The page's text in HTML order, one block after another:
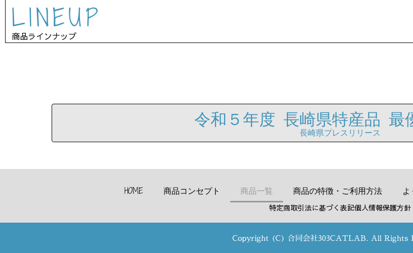
LINEUP
商品ラインナップ
令和５年度 長崎県特産品 最
長崎県プレスリリース
HOME 商品コンセプト 商品一覧 商品の特徴・ご利用方法
特定商取引法に基づく表記個人情報保護方針
Copyright (C) 合同会社303CATLAB. All Rights